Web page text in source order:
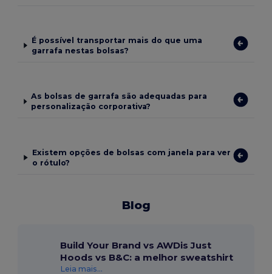
É possível transportar mais do que uma
garrafa nestas bolsas?
As bolsas de garrafa são adequadas para
personalização corporativa?
Existem opções de bolsas com janela para ver
o rótulo?
Blog
Build Your Brand vs AWDis Just
Hoods vs B&C: a melhor sweatshirt
Leia mais...